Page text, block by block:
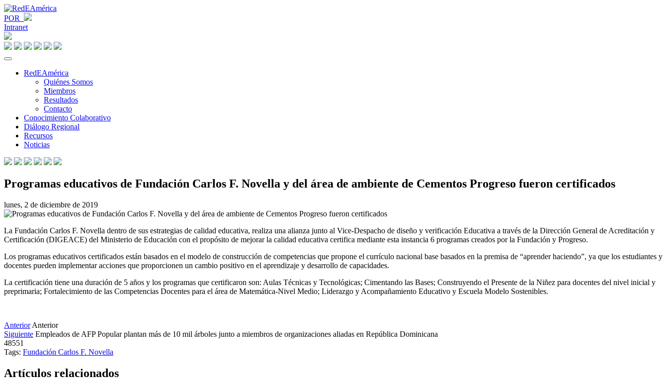
POR
Intranet
RedEAmérica
Quiénes Somos
Miembros
Resultados
Contacto
Conocimiento Colaborativo
Diálogo Regional
Recursos
Noticias
Programas educativos de Fundación Carlos F. Novella y del área de ambiente de Cementos Progreso fueron certificados
lunes, 2 de diciembre de 2019
La Fundación Carlos F. Novella dentro de sus estrategias de calidad educativa, realiza una alianza junto al Vice-Despacho de diseño y verificación Educativa a través de la Dirección General de Acreditación y
Certificación (DIGEACE) del Ministerio de Educación con el propósito de mejorar la calidad educativa certifica mediante esta instancia 6 programas creados por la Fundación y Progreso.
Los programas educativos certificados están basados en el modelo de construcción de competencias que propone el currículo nacional base basados en la premisa de “aprender haciendo”, ya que los estudiantes y
docentes pueden implementar acciones que proporcionen un cambio positivo en el aprendizaje y desarrollo de capacidades.
La certificación tiene una duración de 5 años y los programas que certificaron son: Aulas Técnicas y Tecnológicas; Cimentando las Bases; Construyendo el Presente de la Niñez para docentes del nivel inicial y
preprimaria; Fortalecimiento de las Competencias Docentes para el área de Matemática-Nivel Medio; Liderazgo y Acompañamiento Educativo y Escuela Modelo Sostenibles.
Anterior Anterior
Siguiente Empleados de AFP Popular plantan más de 10 mil árboles junto a miembros de organizaciones aliadas en República Dominicana
48551
Tags: Fundación Carlos F. Novella
Artículos relacionados